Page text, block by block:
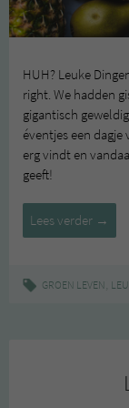
HUH? Leuke
right. We hadden
gigantisch
éventjes een
erg vindt en
geeft!
Lees verder Leuke
Dingen
→
GROEN LEVEN,